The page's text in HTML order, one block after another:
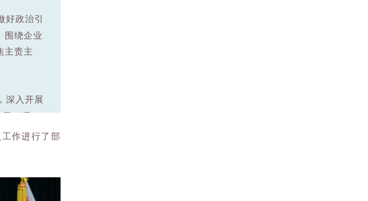
好政治引
围绕企业
主责主
深入开展
展。理
策环境、
滨江）最
作进行了部